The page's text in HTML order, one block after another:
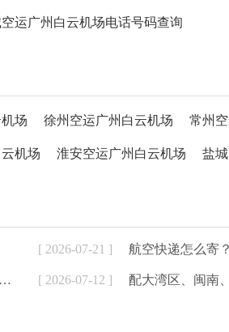
运广州白云机场电话号码查询
场 徐州空运广州白云机场 常州
机场 淮安空运广州白云机场 盐
[ 2026-07-21 ] 航空快递怎么寄？
航空加急件怎么发？航空快递下单流程与24小时寄件方式详解 [ 2026-07-12 ]